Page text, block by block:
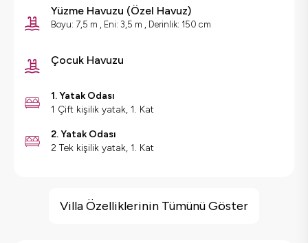
Yüzme Havuzu (Özel Havuz)
Boyu: 7,5 m , Eni: 3,5 m , Derinlik: 150 cm
Çocuk Havuzu
1. Yatak Odası
1 Çift kişilik yatak, 1. Kat
2. Yatak Odası
2 Tek kişilik yatak, 1. Kat
Villa Özelliklerinin Tümünü Göster